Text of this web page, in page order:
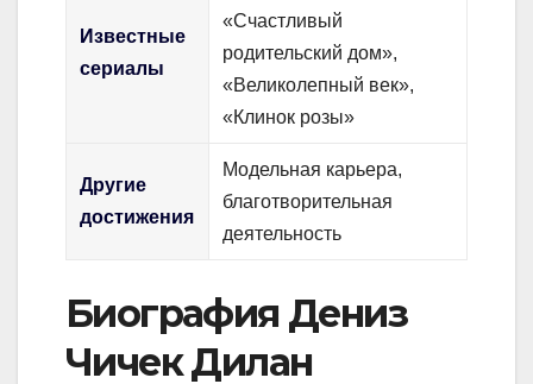
Известные
сериалы
«Счастливый
родительский дом»,
«Великолепный век»,
«Клинок розы»
Другие
достижения
Модельная карьера,
благотворительная
деятельность
Биография Дениз
Чичек Дилан